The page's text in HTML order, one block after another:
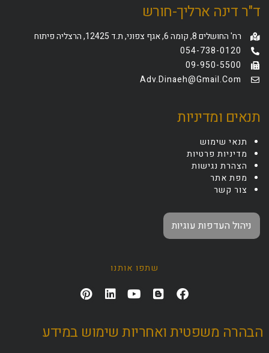
ד"ר דינה ארליך-חורש
רח' החושלים 8, קומה 6, אגף צפוני, ת.ד 12425, הרצליה פיתוח
054-738-0120
09-950-5500
Adv.dinaeh@gmail.com
תנאים ומדיניות
תנאי שימוש
מדיניות פרטיות
הצהרת נגישות
מפת אתר
צור קשר
ניהול העדפות עוגיות
שתפו אותנו
הבהרה משפטית ואחריות שימוש במידע